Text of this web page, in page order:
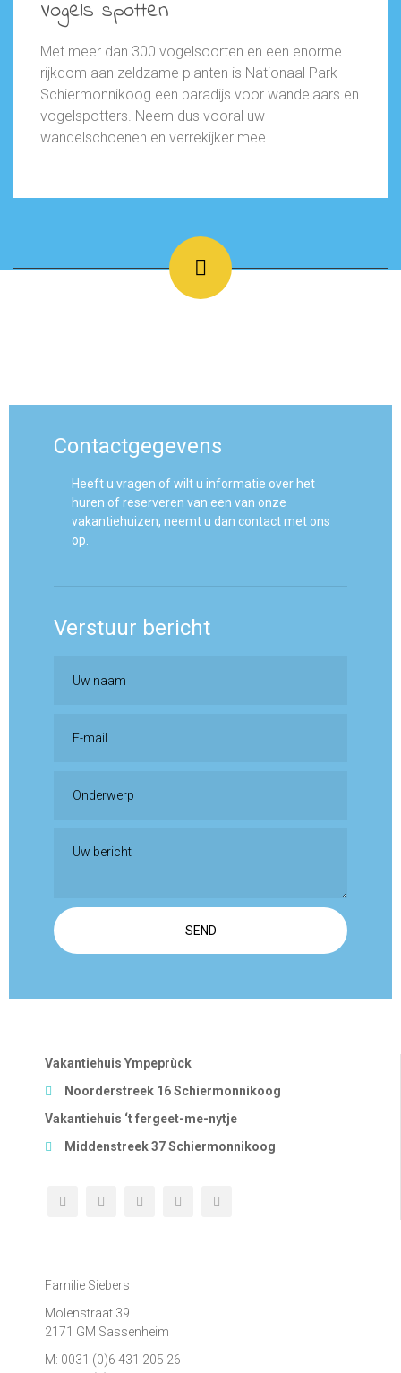
Vogels spotten
Met meer dan 300 vogelsoorten en een enorme
rijkdom aan zeldzame planten is Nationaal Park
Schiermonnikoog een paradijs voor wandelaars en
vogelspotters. Neem dus vooral uw
wandelschoenen en verrekijker mee.
Contactgegevens
Heeft u vragen of wilt u informatie over het
huren of reserveren van een van onze
vakantiehuizen, neemt u dan contact met ons
op.
Verstuur bericht
Vakantiehuis Ympeprùck
Noorderstreek 16 Schiermonnikoog
Vakantiehuis ‘t fergeet-me-nytje
Middenstreek 37 Schiermonnikoog
Familie Siebers
Molenstraat 39
2171 GM Sassenheim
M: 0031 (0)6 431 205 26